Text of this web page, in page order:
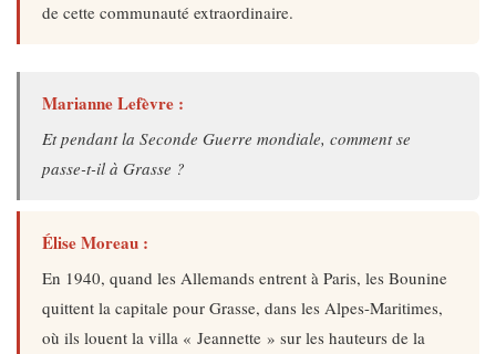
de cette communauté extraordinaire.
Marianne Lefèvre :
Et pendant la Seconde Guerre mondiale, comment se
passe-t-il à Grasse ?
Élise Moreau :
En 1940, quand les Allemands entrent à Paris, les Bounine
quittent la capitale pour Grasse, dans les Alpes-Maritimes,
où ils louent la villa « Jeannette » sur les hauteurs de la